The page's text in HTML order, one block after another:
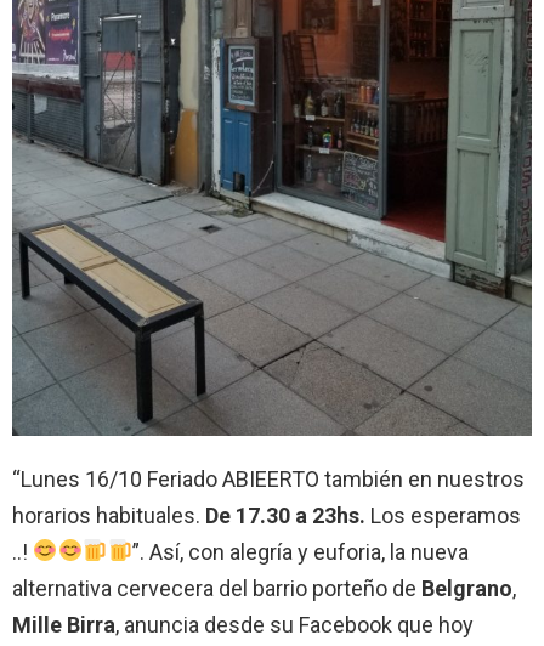
“Lunes 16/10 Feriado ABIEERTO también en nuestros
horarios habituales. De 17.30 a 23hs. Los esperamos
..!
”. Así, con alegría y euforia, la nueva
alternativa cervecera del barrio porteño de Belgrano,
Mille Birra, anuncia desde su Facebook que hoy